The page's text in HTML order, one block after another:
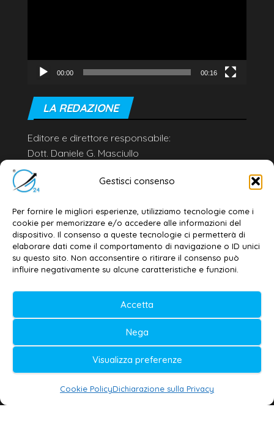
Gestisci consenso
Per fornire le migliori esperienze, utilizziamo tecnologie come i
cookie per memorizzare e/o accedere alle informazioni del
dispositivo. Il consenso a queste tecnologie ci permetterà di
elaborare dati come il comportamento di navigazione o ID unici
su questo sito. Non acconsentire o ritirare il consenso può
influire negativamente su alcune caratteristiche e funzioni.
Accetta
Nega
Visualizza preferenze
Cookie PolicyDichiarazione sulla Privacy
00:00 00:16
LA REDAZIONE
Editore e direttore responsabile:
Dott. Daniele G. Masciullo
Email:
Contatti
Privacy policy–Cookie policy
© 2020-2026 | Galatina24 ®
Stampa Tribunale di Lecce
Editore e direttore responsabile:
Daniele G. Masciullo
Galatina24 è marchio registrato dal Ministero
delle Imprese